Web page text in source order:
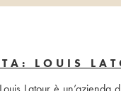
LOUIS